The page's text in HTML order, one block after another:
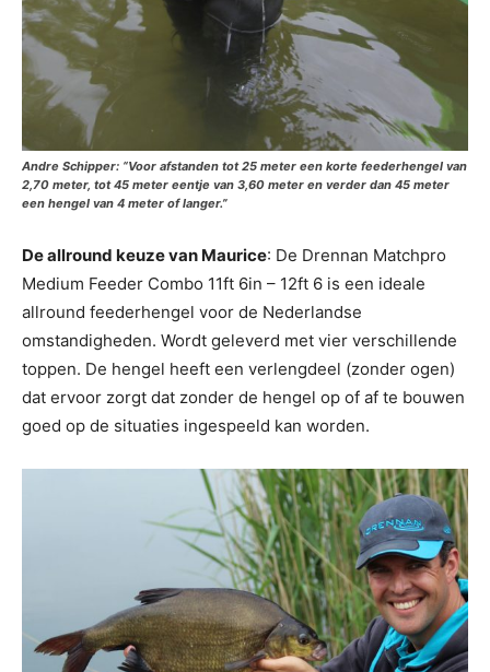
Andre Schipper: “Voor afstanden tot 25 meter een korte feederhengel van
2,70 meter, tot 45 meter eentje van 3,60 meter en verder dan 45 meter
een hengel van 4 meter of langer.”
De allround keuze van Maurice: De Drennan Matchpro
Medium Feeder Combo 11ft 6in – 12ft 6 is een ideale
allround feederhengel voor de Nederlandse
omstandigheden. Wordt geleverd met vier verschillende
toppen. De hengel heeft een verlengdeel (zonder ogen)
dat ervoor zorgt dat zonder de hengel op of af te bouwen
goed op de situaties ingespeeld kan worden.